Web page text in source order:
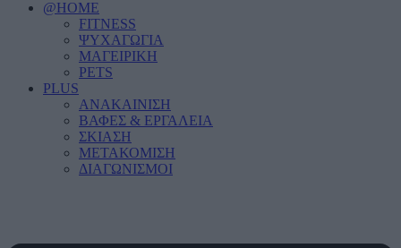
@HOME
FITNESS
ΨΥΧΑΓΩΓΙΑ
ΜΑΓΕΙΡΙΚΗ
PETS
PLUS
ΑΝΑΚΑΙΝΙΣΗ
ΒΑΦΕΣ & ΕΡΓΑΛΕΙΑ
ΣΚΙΑΣΗ
ΜΕΤΑΚΟΜΙΣΗ
ΔΙΑΓΩΝΙΣΜΟΙ